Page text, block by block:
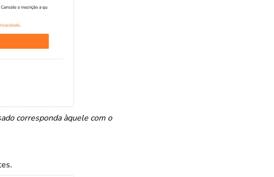
corresponda àquele com o